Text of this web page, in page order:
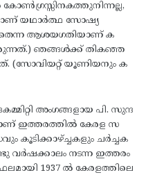
യഥാർത്ഥ സോഷ്യ
ആശയഗതിയാണ് ക
ഞങ്ങൾക്ക് തികഞ്ഞ
(സോവിയറ്റ് യൂണിയനും ക
അംഗങ്ങളായ പി. സുന്ദ
ഇത്തരത്തിൽ കേരള സ
കൂടിക്കാഴ്ച്ചകളും ചർച്ചക
വർഷക്കാലം നടന്ന ഇത്തരം
1937 ൽ കേരളത്തിലെ